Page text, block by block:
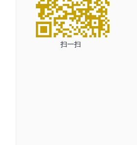
扫一扫